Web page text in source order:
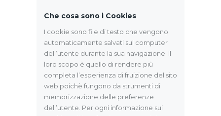
Che cosa sono i Cookies
I cookie sono file di testo che vengono
automaticamente salvati sul computer
dell’utente durante la sua navigazione. Il
loro scopo è quello di rendere più
completa l’esperienza di fruizione del sito
web poichè fungono da strumenti di
memorizzazione delle preferenze
dell’utente. Per ogni informazione sui